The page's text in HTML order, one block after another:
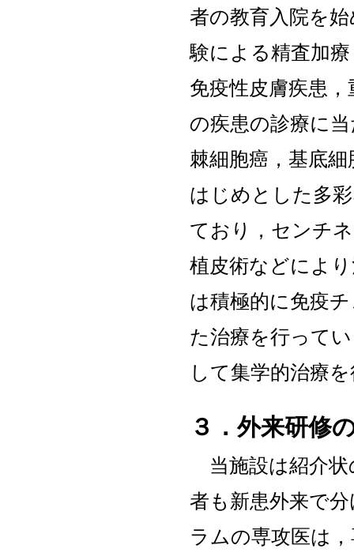
者の教育入院を
験による精査加
免疫性皮膚疾患
の疾患の診療に
棘細胞癌，基底
はじめとした多
ており，センチ
植皮術などによ
は積極的に免疫
た治療を行って
して集学的治療
３．外来研修
当施設は紹介状
者も新患外来で
ラムの専攻医は